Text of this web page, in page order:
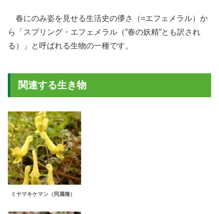
春にのみ姿を見せる生活史の儚さ（=エフェメラル）か
ら「スプリング・エフェメラル（”春の妖精”とも訳され
る）」と呼ばれる生物の一種です。
関連する生き物
ミヤマキケマン（同属種）